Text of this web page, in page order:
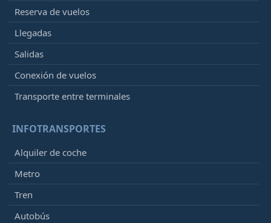
Reserva de vuelos
Llegadas
Salidas
Conexión de vuelos
Transporte entre terminales
INFOTRANSPORTES
Alquiler de coche
Metro
Tren
Autobús